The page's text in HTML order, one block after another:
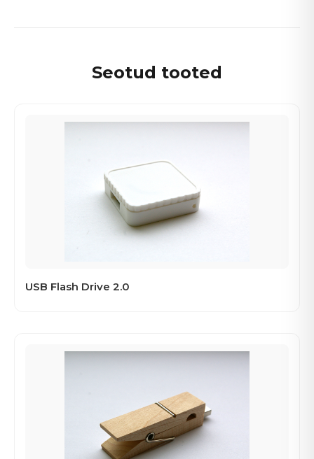
Seotud tooted
USB Flash Drive 2.0